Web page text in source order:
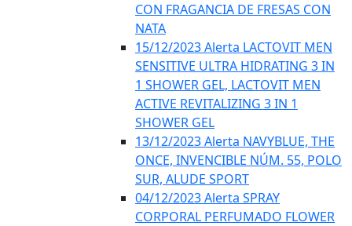
CON FRAGANCIA DE FRESAS CON
NATA
15/12/2023 Alerta LACTOVIT MEN
SENSITIVE ULTRA HIDRATING 3 IN
1 SHOWER GEL, LACTOVIT MEN
ACTIVE REVITALIZING 3 IN 1
SHOWER GEL
13/12/2023 Alerta NAVYBLUE, THE
ONCE, INVENCIBLE NÚM. 55, POLO
SUR, ALUDE SPORT
04/12/2023 Alerta SPRAY
CORPORAL PERFUMADO FLOWER